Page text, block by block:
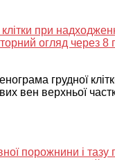
грудної
вен верхньої